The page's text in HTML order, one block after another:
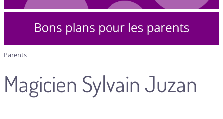
Parents
Magicien Sylvain Juzan